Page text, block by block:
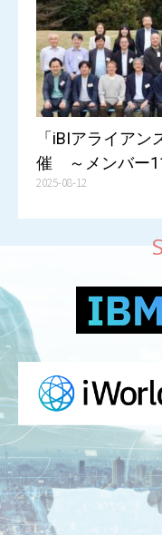
「iBIアライア
催 ～メンバー
2025-08-12